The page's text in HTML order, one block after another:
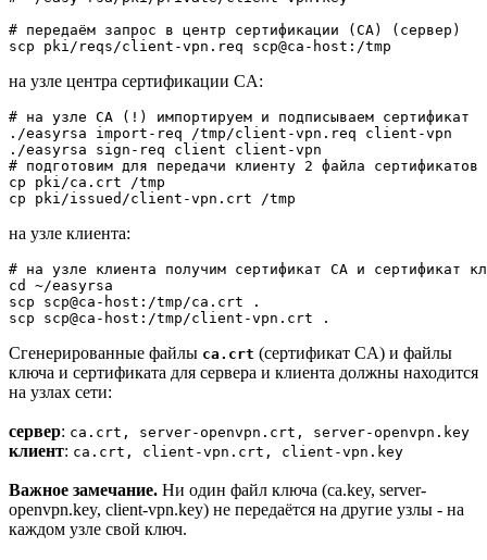
# передаём запрос в центр сертификации (CA) (сервер)
на узле центра сертификации CA:
# на узле CA (!) импортируем и подписываем сертификат
./easyrsa import-req /tmp/client-vpn.req client-vpn
./easyrsa sign-req client client-vpn
# подготовим для передачи клиенту 2 файла сертификатов
cp pki/ca.crt /tmp
на узле клиента:
# на узле клиента получим сертификат CA и сертификат
cd ~/easyrsa
scp scp@ca-host:/tmp/ca.crt .
scp scp@ca-host:/tmp/client-vpn.crt .
Сгенерированные файлы ca.crt (сертификат CA) и файлы
ключа и сертификата для сервера и клиента должны находится
на узлах сети:
сервер: ca.crt, server-openvpn.crt, server-openvpn.key
клиент: ca.crt, client-vpn.crt, client-vpn.key
Важное замечание. Ни один файл ключа (ca.key, server-
openvpn.key, client-vpn.key) не передаётся на другие узлы - на
каждом узле свой ключ.